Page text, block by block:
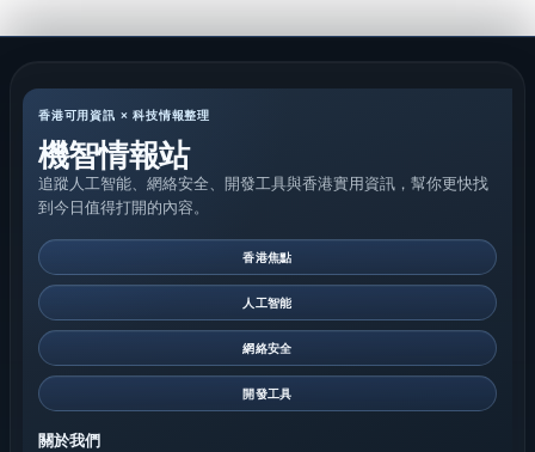
香港可用資訊 × 科技情報整理
機智情報站
追蹤人工智能、網絡安全、開發工具與香港實用資訊，幫你更快找
到今日值得打開的內容。
香港焦點
人工智能
網絡安全
開發工具
關於我們